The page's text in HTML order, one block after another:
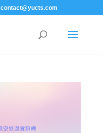
contact@yucts.com